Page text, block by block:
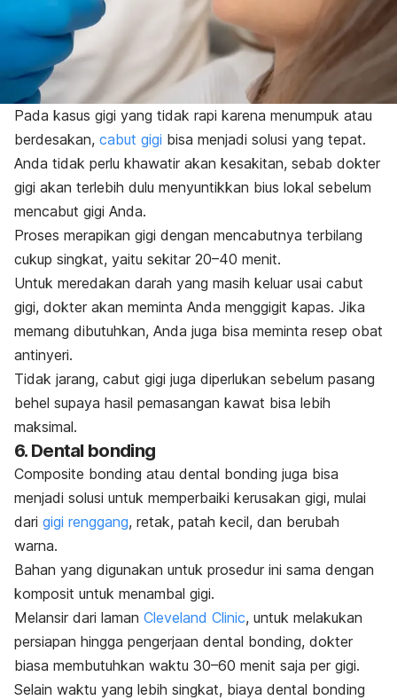
Pada kasus gigi yang tidak rapi karena menumpuk atau
berdesakan, cabut gigi bisa menjadi solusi yang tepat.
Anda tidak perlu khawatir akan kesakitan, sebab dokter
gigi akan terlebih dulu menyuntikkan bius lokal sebelum
mencabut gigi Anda.
Proses merapikan gigi dengan mencabutnya terbilang
cukup singkat, yaitu sekitar 20–40 menit.
Untuk meredakan darah yang masih keluar usai cabut
gigi, dokter akan meminta Anda menggigit kapas. Jika
memang dibutuhkan, Anda juga bisa meminta resep obat
antinyeri.
Tidak jarang, cabut gigi juga diperlukan sebelum pasang
behel supaya hasil pemasangan kawat bisa lebih
maksimal.
6. Dental bonding
Composite bonding atau dental bonding juga bisa
menjadi solusi untuk memperbaiki kerusakan gigi, mulai
dari gigi renggang, retak, patah kecil, dan berubah
warna.
Bahan yang digunakan untuk prosedur ini sama dengan
komposit untuk menambal gigi.
Melansir dari laman Cleveland Clinic, untuk melakukan
persiapan hingga pengerjaan dental bonding, dokter
biasa membutuhkan waktu 30–60 menit saja per gigi.
Selain waktu yang lebih singkat, biaya dental bonding